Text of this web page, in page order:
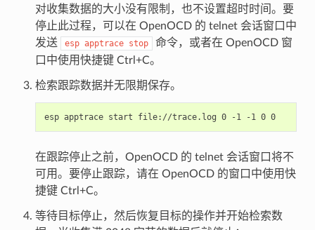
对收集数据的大小没有限制，也不设置超时时间。要
停止此过程，可以在 OpenOCD 的 telnet 会话窗口中
发送
esp apptrace stop
命令，或者在 OpenOCD 窗
口中使用快捷键 Ctrl+C。
检索跟踪数据并无限期保存。
esp apptrace start file://trace.log 0 -1 -1 0 0
在跟踪停止之前，OpenOCD 的 telnet 会话窗口将不
可用。要停止跟踪，请在 OpenOCD 的窗口中使用快
捷键 Ctrl+C。
等待目标停止，然后恢复目标的操作并开始检索数